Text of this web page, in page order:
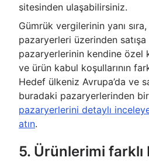
sitesinden ulaşabilirsiniz.
Gümrük vergilerinin yanı
pazaryerleri üzerinden satışa
pazaryerlerinin kendine özel
ve ürün kabul koşullarının
Hedef ülkeniz Avrupa’da ve
buradaki pazaryerlerinden
pazaryerlerini detaylı
atın.
5. Ürünlerimi farklı